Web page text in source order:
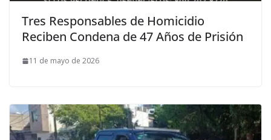
Tres Responsables de Homicidio
Reciben Condena de 47 Años de Prisión
11 de mayo de 2026